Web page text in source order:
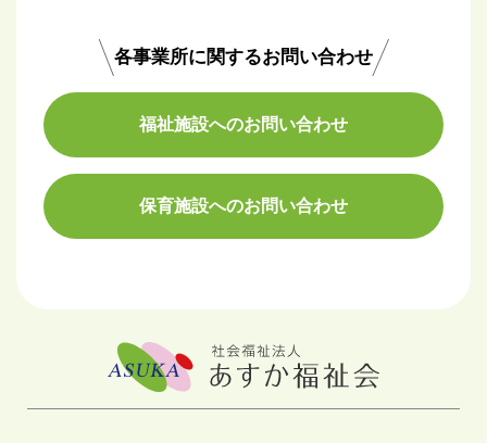
各事業所に関するお問い合わせ
福祉施設へのお問い合わせ
保育施設へのお問い合わせ